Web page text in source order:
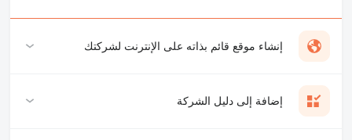
إنشاء موقع قائم بذاته على الإنترنت لشركتك
إضافة إلى دليل الشركة